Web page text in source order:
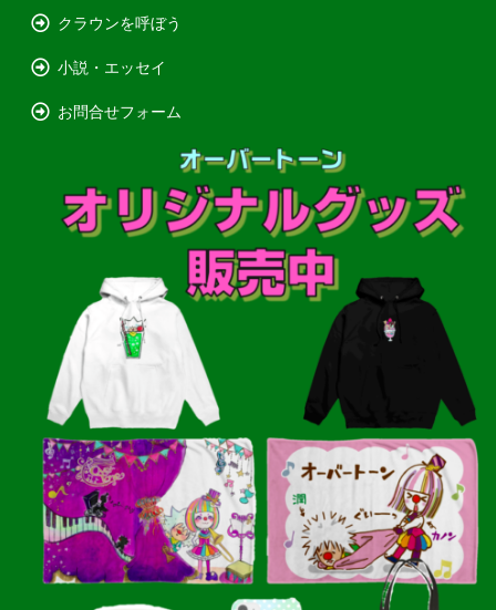
クラウンを呼ぼう
小説・エッセイ
お問合せフォーム